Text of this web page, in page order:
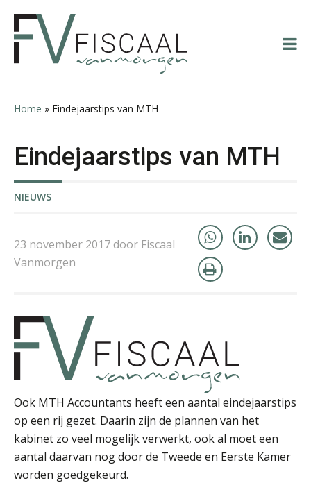
hoofdnavigatie
hoofd
eerste
voettekst
Home » Eindejaarstips van MTH
Eindejaarstips van MTH
NIEUWS
23 november 2017 door Fiscaal
Vanmorgen
Ook MTH Accountants heeft een aantal eindejaarstips
op een rij gezet. Daarin zijn de plannen van het
kabinet zo veel mogelijk verwerkt, ook al moet een
aantal daarvan nog door de Tweede en Eerste Kamer
worden goedgekeurd.
Martine Cranendonk
Casper Mons